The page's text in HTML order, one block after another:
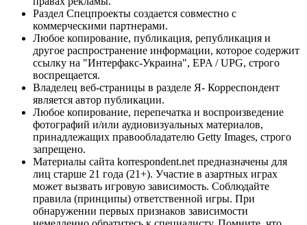
Раздел Спецпроекты создается совместно с
коммерческими партнерами.
Любое копирование, публикация, републикация и
другое распространение информации, которое содержит
ссылку на "Интерфакс-Украина", EPA / UPG, строго
воспрещается.
Владелец веб-страницы в разделе Я- Корреспондент
является автор публикации.
Любое копирование, перепечатка и воспроизведение
фотографий и/или аудиовизуальных материалов,
принадлежащих правообладателю Getty Images, строго
запрещено.
Материалы сайта korrespondent.net предназначены для
лиц старше 21 года (21+). Участие в азартных играх
может вызвать игровую зависимость. Соблюдайте
правила (принципы) ответственной игры. При
обнаружении первых признаков зависимости